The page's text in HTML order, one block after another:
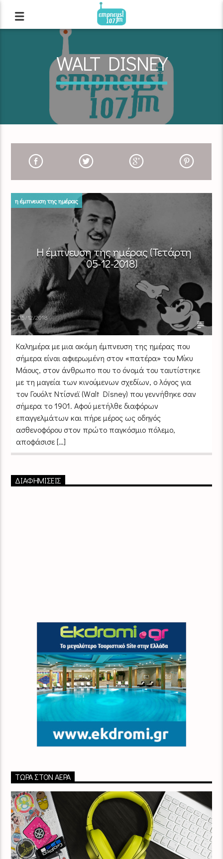
WALT DISNEY
η έμπνευση της ημέρας
Η έμπνευση της ημέρας (Τετάρτη
05-12-2018)
05/12/2018
Καλημέρα με μια ακόμη έμπνευση της ημέρας που
σήμερα είναι αφιερωμένη στον «πατέρα» του Μίκυ
Μάους, στον άνθρωπο που το όνομά του ταυτίστηκε
με τη μαγεία των κινούμενων σχεδίων, ο λόγος για
τον Γουόλτ Ντίσνεϊ (Walt Disney) που γεννήθηκε σαν
σήμερα το 1901. Αφού μετήλθε διαφόρων
επαγγελμάτων και πήρε μέρος ως οδηγός
ασθενοφόρου στον πρώτο παγκόσμιο πόλεμο,
αποφάσισε […]
ΔΙΑΦΗΜΙΣΕΙΣ
ΤΏΡΑ ΣΤΟΝ ΑΈΡΑ